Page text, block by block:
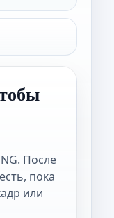
После
пока
или